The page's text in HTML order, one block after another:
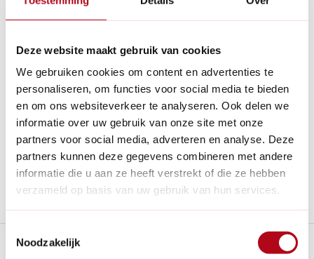
Deze website maakt gebruik van cookies
We gebruiken cookies om content en advertenties te
personaliseren, om functies voor social media te bieden
en om ons websiteverkeer te analyseren. Ook delen we
informatie over uw gebruik van onze site met onze
partners voor social media, adverteren en analyse. Deze
partners kunnen deze gegevens combineren met andere
informatie die u aan ze heeft verstrekt of die ze hebben
verzameld op basis van uw gebruik van hun services.
Toestemmingsselectie
Noodzakelijk
Ideaal als de plantenbak per ongeluk stuk gaat.
Lees meer
Betaal achteraf met Riverty.
Gratis verzenden
vanaf € 60 in België en Nederland.*
14
dagen bedenktijd
Al
28 jaar
de tuinspecialist voor tuinliefhebbers
Nieuw:
Haal je bestelling in Wilnis bij ons op!
Stel een vraag over dit product
Beschrijving